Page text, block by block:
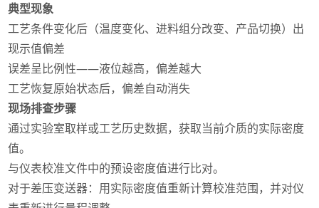
典型现象
工艺条件变化后（温度变化、进料组分改变、产品切换）出
现示值偏差
误差呈比例性——液位越高，偏差越大
工艺恢复原始状态后，偏差自动消失
现场排查步骤
通过实验室取样或工艺历史数据，获取当前介质的实际密度
值。
与仪表校准文件中的预设密度值进行比对。
对于差压变送器：用实际密度值重新计算校准范围，并对仪